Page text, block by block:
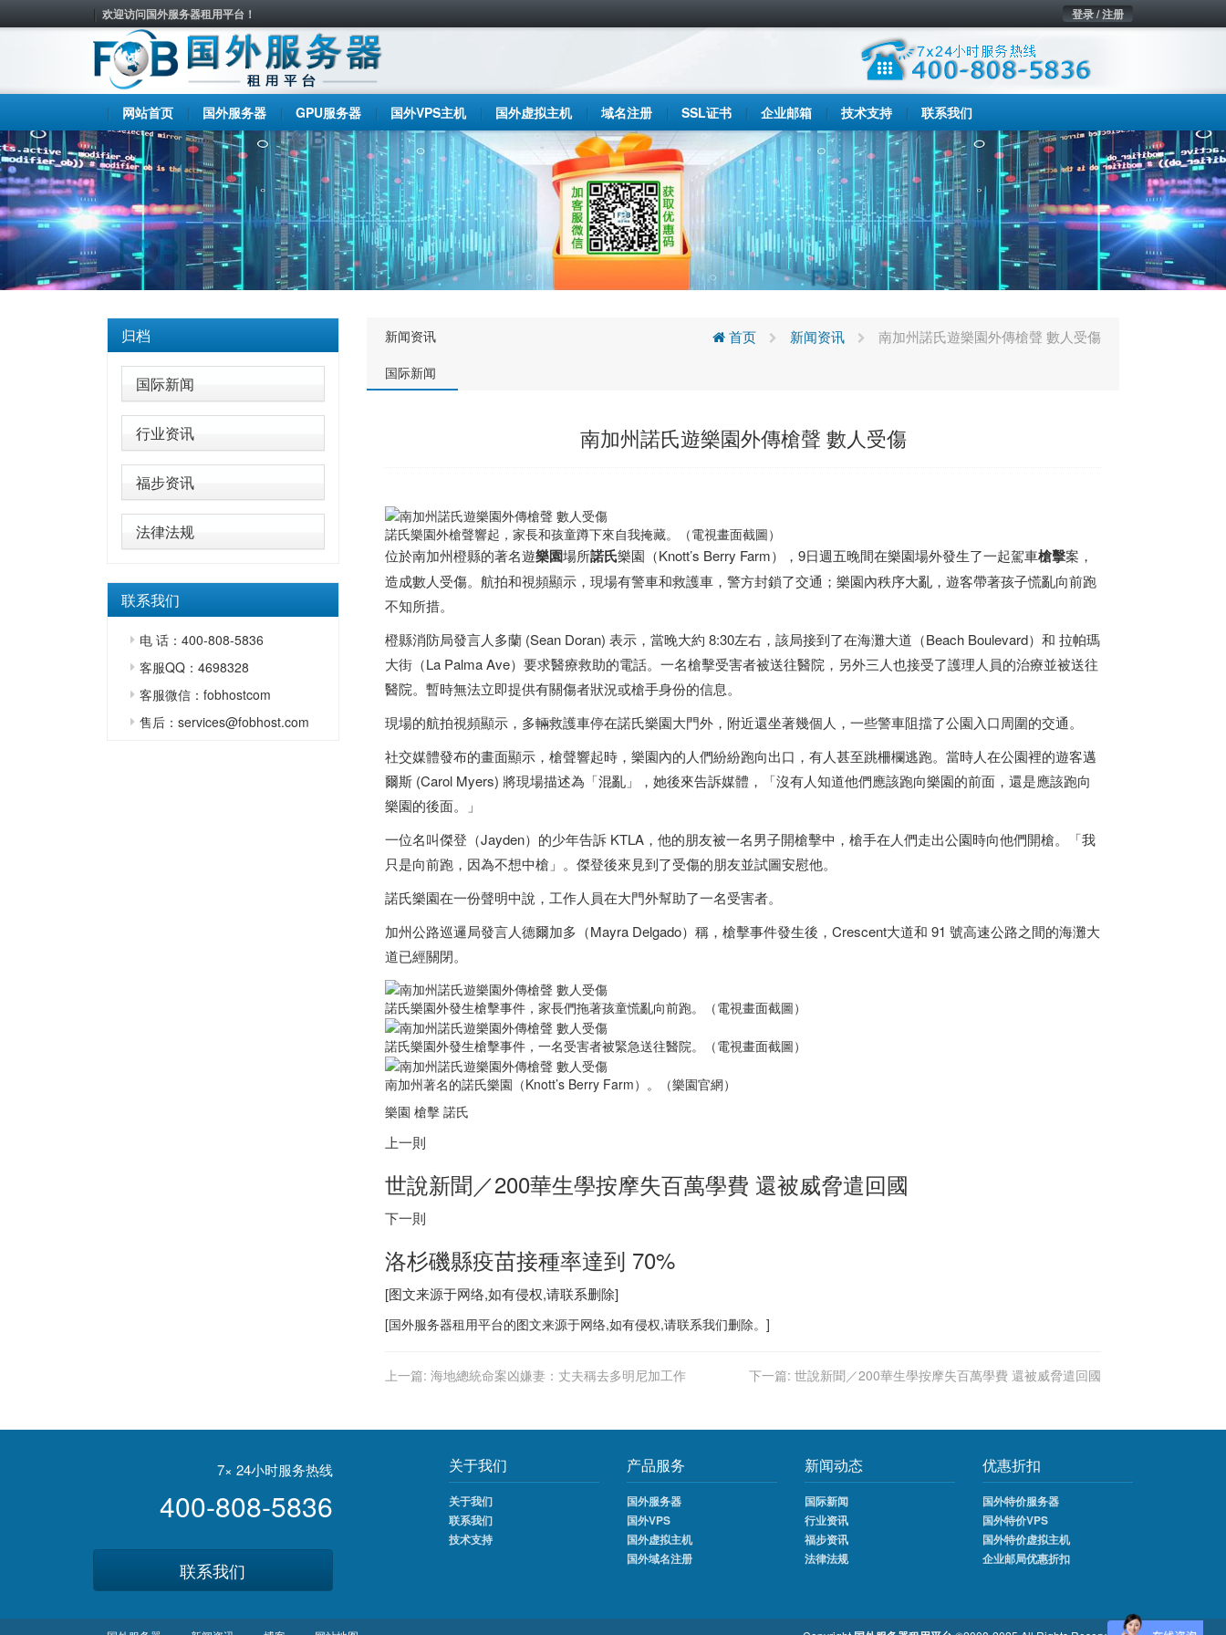
欢迎访问国外服务器租用平台！ 登录 / 注册
网站首页 国外服务器 GPU服务器 国外VPS主机 国外虚拟主机 域名注册 SSL证书 企业邮箱 技术支持 联系我们
归档
国际新闻
行业资讯
福步资讯
法律法规
联系我们
电 话：400-808-5836
客服QQ：4698328
客服微信：fobhostcom
售后：services@fobhost.com
新闻资讯
国际新闻
首页 新闻资讯 南加州諾氏遊樂園外傳槍聲 數人受傷
南加州諾氏遊樂園外傳槍聲 數人受傷
諾氏樂園外槍聲響起，家長和孩童蹲下來自我掩藏。（電視畫面截圖）
位於南加州橙縣的著名遊樂園場所諾氏樂園（Knott’s Berry Farm），9日週五晚間在樂園場外發生了一起駕車槍擊案，
造成數人受傷。航拍和視頻顯示，現場有警車和救護車，警方封鎖了交通；樂園內秩序大亂，遊客帶著孩子慌亂向前跑
不知所措。
橙縣消防局發言人多蘭 (Sean Doran) 表示，當晚大約 8:30左右，該局接到了在海灘大道（Beach Boulevard）和 拉帕瑪
大街（La Palma Ave）要求醫療救助的電話。一名槍擊受害者被送往醫院，另外三人也接受了護理人員的治療並被送往
醫院。暫時無法立即提供有關傷者狀況或槍手身份的信息。
現場的航拍視頻顯示，多輛救護車停在諾氏樂園大門外，附近還坐著幾個人，一些警車阻擋了公園入口周圍的交通。
社交媒體發布的畫面顯示，槍聲響起時，樂園內的人們紛紛跑向出口，有人甚至跳柵欄逃跑。當時人在公園裡的遊客邁
爾斯 (Carol Myers) 將現場描述為「混亂」，她後來告訴媒體，「沒有人知道他們應該跑向樂園的前面，還是應該跑向
樂園的後面。」
一位名叫傑登（Jayden）的少年告訴 KTLA，他的朋友被一名男子開槍擊中，槍手在人們走出公園時向他們開槍。「我
只是向前跑，因為不想中槍」。傑登後來見到了受傷的朋友並試圖安慰他。
諾氏樂園在一份聲明中說，工作人員在大門外幫助了一名受害者。
加州公路巡邏局發言人德爾加多（Mayra Delgado）稱，槍擊事件發生後，Crescent大道和 91 號高速公路之間的海灘大
道已經關閉。
諾氏樂園外發生槍擊事件，家長們拖著孩童慌亂向前跑。（電視畫面截圖）
諾氏樂園外發生槍擊事件，一名受害者被緊急送往醫院。（電視畫面截圖）
南加州著名的諾氏樂園（Knott’s Berry Farm）。（樂園官網）
樂園 槍擊 諾氏
上一則
世說新聞／200華生學按摩失百萬學費 還被威脅遣回國
下一則
洛杉磯縣疫苗接種率達到 70%
[图文来源于网络,如有侵权,请联系删除]
[国外服务器租用平台的图文来源于网络,如有侵权,请联系我们删除。]
上一篇: 海地總統命案凶嫌妻：丈夫稱去多明尼加工作 下一篇: 世說新聞／200華生學按摩失百萬學費 還被威脅遣回國
7× 24小时服务热线
400-808-5836
联系我们
关于我们
关于我们
联系我们
技术支持
产品服务
国外服务器
国外VPS
国外虚拟主机
国外域名注册
新闻动态
国际新闻
行业资讯
福步资讯
法律法规
优惠折扣
国外特价服务器
国外特价VPS
国外特价虚拟主机
企业邮局优惠折扣